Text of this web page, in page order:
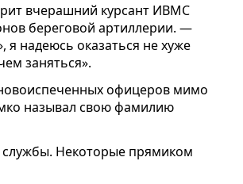
вчерашний курсант ИВМС
береговой артиллерии. —
я надеюсь оказаться не хуже
заняться».
офицеров мимо
называл свою фамилию
Некоторые прямиком